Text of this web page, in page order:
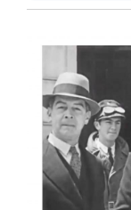
Interés
Ciudad
Deportes
Arte
Espectáculos